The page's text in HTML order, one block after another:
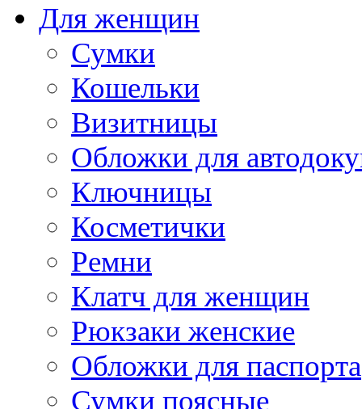
Для женщин
Сумки
Кошельки
Визитницы
Обложки для
Ключницы
Косметички
Ремни
Клатч для женщин
Рюкзаки женские
Обложки для паспорта
Сумки поясные